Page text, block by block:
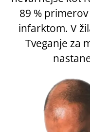
89 %
infarktom. V
Tveganje za